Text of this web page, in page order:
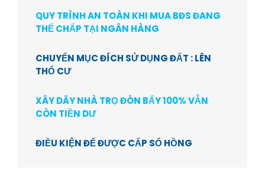
QUY TRÌNH AN TOÀN KHI MUA BĐS ĐANG
THẾ CHẤP TẠI NGÂN HÀNG
CHUYỂN MỤC ĐÍCH SỬ DỤNG ĐẤT : LÊN
THỔ CƯ
XÂY DÃY NHÀ TRỌ ĐÒN BẨY 100% VẪN
CÒN TIỀN DƯ
ĐIỀU KIỆN ĐỂ ĐƯỢC CẤP SỔ HỒNG